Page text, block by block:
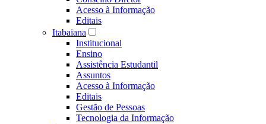
Acesso à Informação
Editais
Itabaiana
Institucional
Ensino
Assistência Estudantil
Assuntos
Acesso à Informação
Editais
Gestão de Pessoas
Tecnologia da Informação